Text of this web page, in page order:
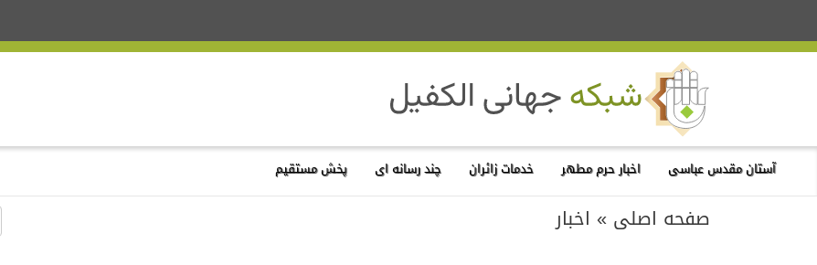
آستان مقدس عباسی اخبار حرم مطهر خدمات زائران چند رسانه ای پخش مستقیم
صفحه اصلی » اخبار